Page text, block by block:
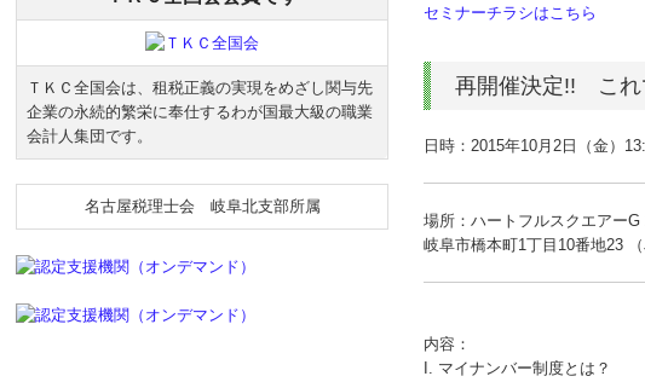
ＴＫＣ全国会は、租税正義の実現をめざし関与先
企業の永続的繁栄に奉仕するわが国最大級の職業
会計人集団です。
名古屋税理士会 岐阜北支部所属
セミナーチラシはこちら
再開催決定!! これ
日時：2015年10月2日（金）
場所：ハートフルスクエアーG
岐阜市橋本町1丁目10番地23 （
内容：
I. マイナンバー制度とは？